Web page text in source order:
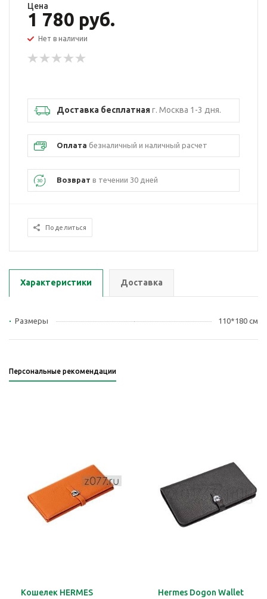
Цена
1 780 руб.
Нет в наличии
Доставка бесплатнаяг. Москва 1-3 дня.
Оплата безналичный и наличный расчет
Возврат в течении 30 дней
Поделиться
Характеристики Доставка
Размеры 110*180 см
Персональные рекомендации
Кошелек HERMES
Hermes Dogon Wallet